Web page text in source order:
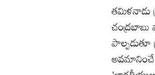
తమిళనాడు
అవమానించే